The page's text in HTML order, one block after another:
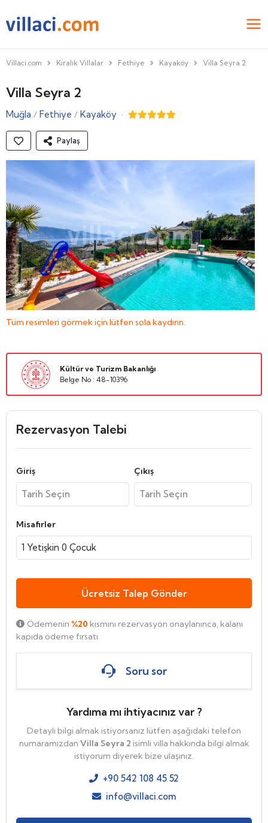
Villaci.com Kiralık Villalar Fethiye Kayaköy Villa Seyra 2
Villa Seyra 2
Muğla / Fethiye / Kayaköy ·
Paylaş
Tüm resimleri görmek için lütfen sola kaydırın.
Kültür ve Turizm Bakanlığı
Belge No : 48-10396
Rezervasyon Talebi
Giriş Çıkış
Misafirler
1 Yetişkin 0 Çocuk
Ücretsiz Talep Gönder
Ödemenin %20 kısmını rezervasyon onaylanınca, kalanı
kapıda ödeme fırsatı
Soru sor
Yardıma mı ihtiyacınız var ?
Detaylı bilgi almak istiyorsanız lütfen aşağıdaki telefon
numaramızdan Villa Seyra 2 isimli villa hakkında bilgi almak
istiyorum diyerek bize ulaşınız.
+90 542 108 45 52
info@villaci.com